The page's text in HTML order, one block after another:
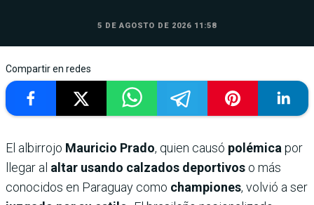
5 DE AGOSTO DE 2026 11:58
Compartir en redes
El albirrojo Mauricio Prado, quien causó polémicapor
llegar al altar usando calzados deportivos o más
conocidos en Paraguay como championes, volvió a ser